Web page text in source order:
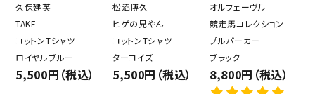
久保建英
TAKE
コットンTシャツ
ロイヤルブルー
5,500円（税込）
松沼博久
ヒゲの兄やん
コットンTシャツ
ターコイズ
5,500円（税込）
オルフェーヴル
競走馬コレクション
プルパーカー
ブラック
8,800円（税込）